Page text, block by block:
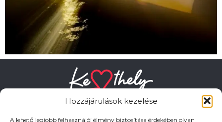
Hozzájárulások kezelése
A lehető legjobb felhasználói élmény biztosítása érdekében olyan